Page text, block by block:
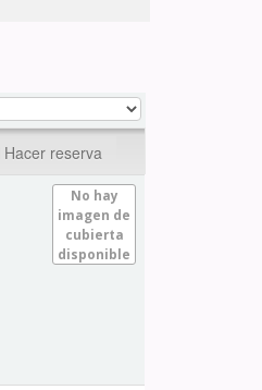
Hacer reserva
No hay
imagen de
cubierta
disponible